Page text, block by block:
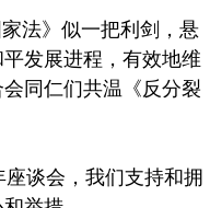
法》似一把利剑，悬
发展进程，有效地维
同仁们共温《反分裂
谈会，我们支持和拥